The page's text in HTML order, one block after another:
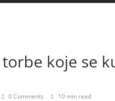
koje se
0 Comments 10 min read